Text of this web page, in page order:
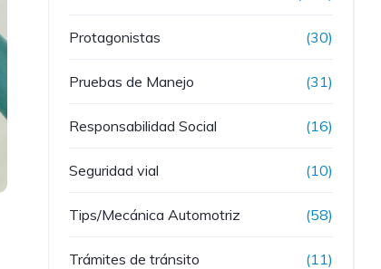
Protagonistas (30)
Pruebas de Manejo (31)
Responsabilidad Social (16)
Seguridad vial (10)
Tips/Mecánica Automotriz (58)
Trámites de tránsito (11)